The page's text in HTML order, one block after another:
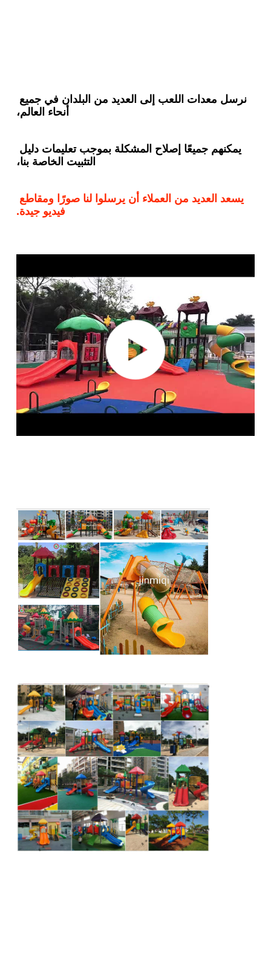
أنحاء العالم،
التثبيت الخاصة بنا،
فيديو جيدة.